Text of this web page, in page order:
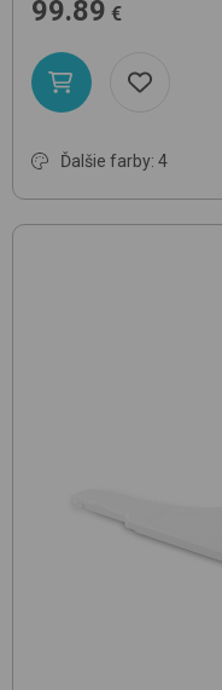
99.89 €
Ďalšie farby: 4